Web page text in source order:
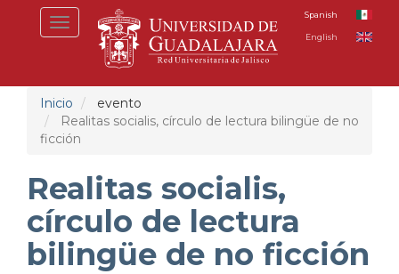
Toggle
navigation
Spanish
English
Inicio
evento
Realitas socialis, círculo de lectura bilingüe de no
ficción
Realitas socialis,
círculo de lectura
bilingüe de no ficción